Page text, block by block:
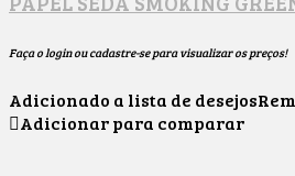
Faça o login ou cadastre-se para visualizar os preços!
Adicionado a lista de desejos
Adicionar para comparar